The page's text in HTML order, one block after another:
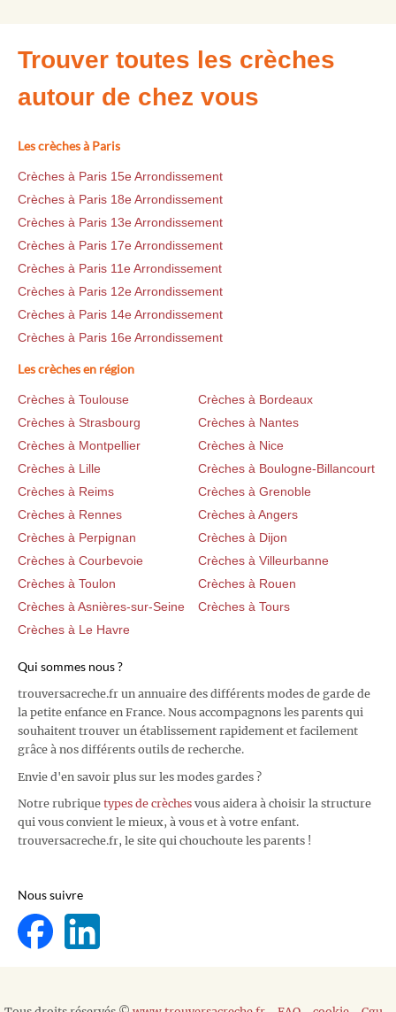
Trouver toutes les crèches
autour de chez vous
Les crèches à Paris
Crèches à Paris 15e Arrondissement
Crèches à Paris 18e Arrondissement
Crèches à Paris 13e Arrondissement
Crèches à Paris 17e Arrondissement
Crèches à Paris 11e Arrondissement
Crèches à Paris 12e Arrondissement
Crèches à Paris 14e Arrondissement
Crèches à Paris 16e Arrondissement
Les crèches en région
Crèches à Toulouse
Crèches à Bordeaux
Crèches à Strasbourg
Crèches à Nantes
Crèches à Montpellier
Crèches à Nice
Crèches à Lille
Crèches à Boulogne-Billancourt
Crèches à Reims
Crèches à Grenoble
Crèches à Rennes
Crèches à Angers
Crèches à Perpignan
Crèches à Dijon
Crèches à Courbevoie
Crèches à Villeurbanne
Crèches à Toulon
Crèches à Rouen
Crèches à Asnières-sur-Seine
Crèches à Tours
Crèches à Le Havre
Qui sommes nous ?
trouversacreche.fr un annuaire des différents modes de garde de
la petite enfance en France. Nous accompagnons les parents qui
souhaitent trouver un établissement rapidement et facilement
grâce à nos différents outils de recherche.
Envie d'en savoir plus sur les modes gardes ?
Notre rubrique types de crèches vous aidera à choisir la structure
qui vous convient le mieux, à vous et à votre enfant.
trouversacreche.fr, le site qui chouchoute les parents !
Nous suivre